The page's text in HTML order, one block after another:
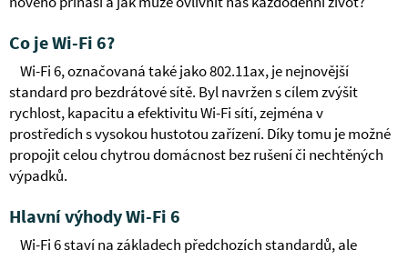
Co je Wi-Fi 6?
Wi-Fi 6, označovaná také jako 802.11ax, je nejnovější
standard pro bezdrátové sítě. Byl navržen s cílem zvýšit
rychlost, kapacitu a efektivitu Wi-Fi sítí, zejména v
prostředích s vysokou hustotou zařízení. Díky tomu je možné
propojit celou chytrou domácnost bez rušení či nechtěných
výpadků.
Hlavní výhody Wi-Fi 6
Wi-Fi 6 staví na základech předchozích standardů, ale